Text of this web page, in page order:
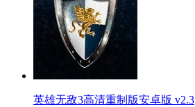
英雄无敌3高清重制版安卓版 v2.3